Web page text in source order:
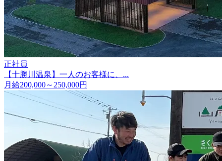
正社員
【十勝川温泉】一人のお客様に、...
月給200,000～250,000円